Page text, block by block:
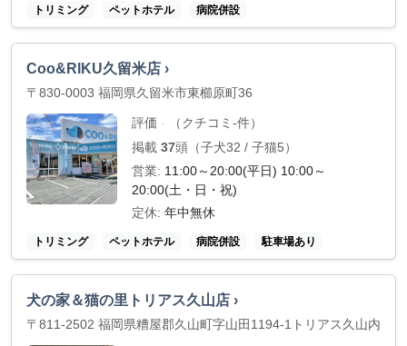
トリミング ペットホテル 病院併設
Coo&RIKU久留米店 ›
〒830-0003 福岡県久留米市東櫛原町36
評価 -
（クチコミ-件）
掲載 37頭（子犬32 / 子猫5）
営業: 11:00～20:00(平日) 10:00～
20:00(土・日・祝)
定休: 年中無休
トリミング ペットホテル 病院併設 駐車場あり
犬の家＆猫の里トリアス久山店 ›
〒811-2502 福岡県糟屋郡久山町字山田1194-1トリアス久山内